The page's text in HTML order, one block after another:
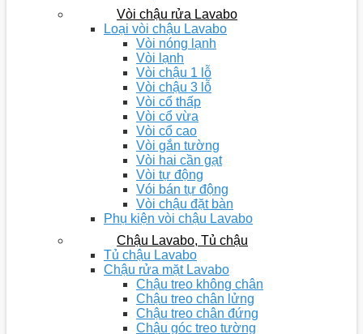
Vòi chậu rửa Lavabo
Loại vòi chậu Lavabo
Vòi nóng lạnh
Vòi lạnh
Vòi chậu 1 lỗ
Vòi chậu 3 lỗ
Vòi cổ thấp
Vòi cổ vừa
Vòi cổ cao
Vòi gắn tường
Vòi hai cần gạt
Vòi tự động
Vói bán tự động
Vòi chậu đặt bàn
Phụ kiện vòi chậu Lavabo
Chậu Lavabo, Tủ chậu
Tủ chậu Lavabo
Chậu rửa mặt Lavabo
Chậu treo không chân
Chậu treo chân lửng
Chậu treo chân đứng
Chậu góc treo tường